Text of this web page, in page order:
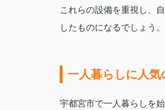
これらの設備を重視し、
したものになるでしょう。
一人暮らしに人
宇都宮市で一人暮らしを